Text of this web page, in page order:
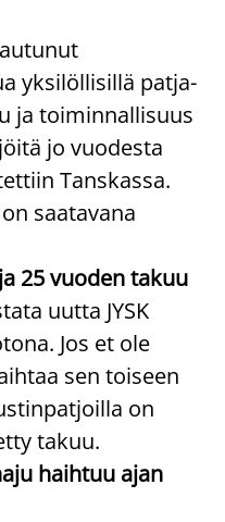
yksilöllisillä patja-
ja toiminnallisuus
jo vuodesta
Tanskassa.
saatavana
25 vuoden takuu
uutta JYSK
Jos et ole
sen toiseen
on
takuu.
haihtuu ajan